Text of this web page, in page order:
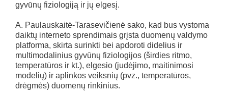
gyvūnų fiziologiją ir jų elgesį.
A. Paulauskaitė-Tarasevičienė sako, kad bus vystoma
daiktų interneto sprendimais grįsta duomenų valdymo
platforma, skirta surinkti bei apdoroti didelius ir
multimodalinius gyvūnų fiziologijos (širdies ritmo,
temperatūros ir kt.), elgesio (judėjimo, maitinimosi
modelių) ir aplinkos veiksnių (pvz., temperatūros,
drėgmės) duomenų rinkinius.